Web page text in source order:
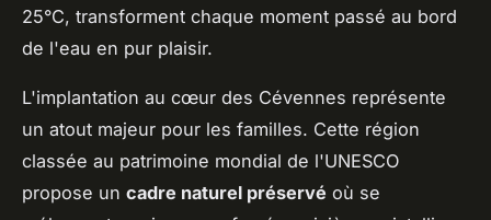
25°C, transforment chaque moment passé au bord
de l'eau en pur plaisir.
L'implantation au cœur des Cévennes représente
un atout majeur pour les familles. Cette région
classée au patrimoine mondial de l'UNESCO
propose un cadre naturel préservé où se